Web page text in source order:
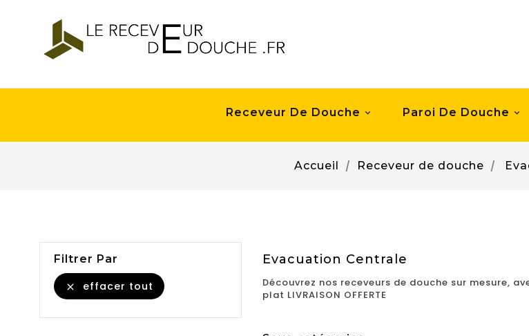

Receveur De Douche 
Paroi De Douche
Accueil Receveur de douche
Filtrer Par
 effacer tout
Evacuation Centrale
Découvrez nos receveurs de douche sur mesure,
plat LIVRAISON OFFERTE